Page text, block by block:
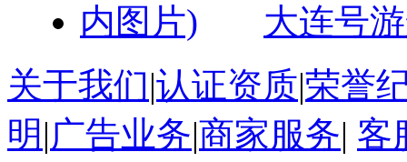
大连号
关于我们|认证资质|荣誉
明 |广告业务|商家服务| 客